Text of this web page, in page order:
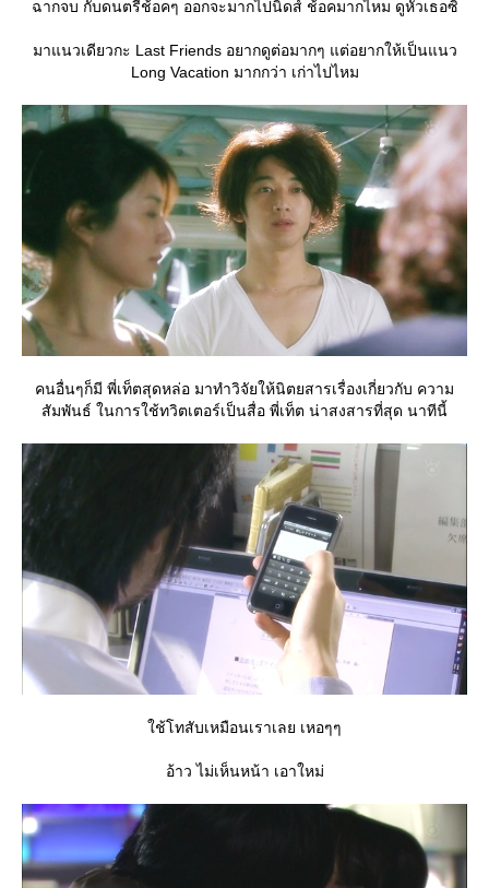
ฉากจบ กับดนตรีช้อคๆ ออกจะมากไปนิดส์ ช้อคมากไหม ดูหัวเธอซิ
มาแนวเดียวกะ Last Friends อยากดูต่อมากๆ แต่อยากให้เป็นแนว
Long Vacation มากกว่า เก่าไปไหม
คนอื่นๆก็มี พี่เท็ตสุดหล่อ มาทำวิจัยให้นิตยสารเรื่องเกี่ยวกับ ความ
สัมพันธ์ ในการใช้ทวิตเตอร์เป็นสื่อ พี่เท็ต น่าสงสารที่สุด นาทีนี้
ช้โทสับเหมือนเราเลย เหอๆๆ
อ้าว ไม่เห็นหน้า เอาใหม่